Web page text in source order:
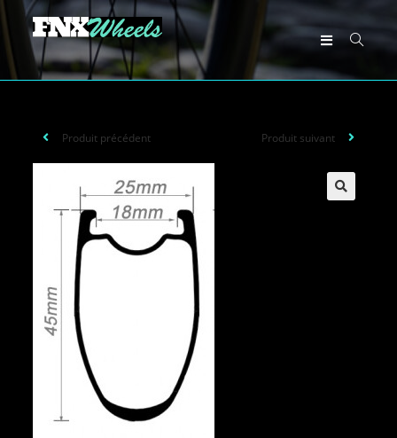
Produit précédent Produit suivant